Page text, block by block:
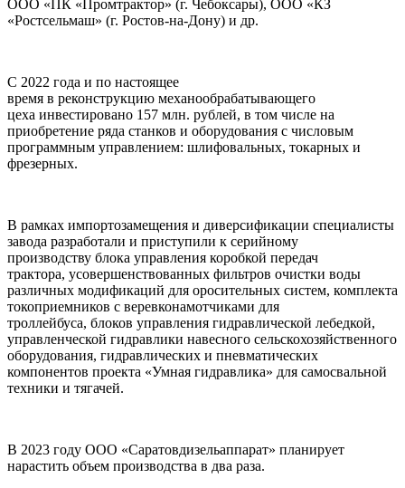
ООО «ПК «Промтрактор» (г. Чебоксары), ООО «КЗ
«Ростсельмаш» (г. Ростов-на-Дону) и др.
С 2022 года и по настоящее
время в реконструкцию механообрабатывающего
цеха инвестировано 157 млн. рублей, в том числе на
приобретение ряда станков и оборудования с числовым
программным управлением: шлифовальных, токарных и
фрезерных.
В рамках импортозамещения и диверсификации специалисты
завода разработали и приступили к серийному
производству блока управления коробкой передач
трактора, усовершенствованных фильтров очистки воды
различных модификаций для оросительных систем, комплекта
токоприемников с веревконамотчиками для
троллейбуса, блоков управления гидравлической лебедкой,
управленческой гидравлики навесного сельскохозяйственного
оборудования, гидравлических и пневматических
компонентов проекта «Умная гидравлика» для самосвальной
техники и тягачей.
В 2023 году ООО «Саратовдизельаппарат» планирует
нарастить объем производства в два раза.